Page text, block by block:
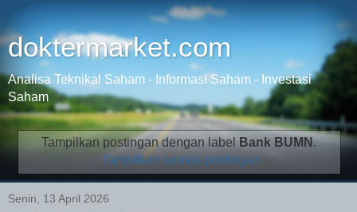
doktermarket.com
Analisa Teknikal Saham - Informasi Saham - Investasi
Saham
Tampilkan postingan dengan labelBank BUMN.
Tampilkan semua postingan
Senin, 13 April 2026